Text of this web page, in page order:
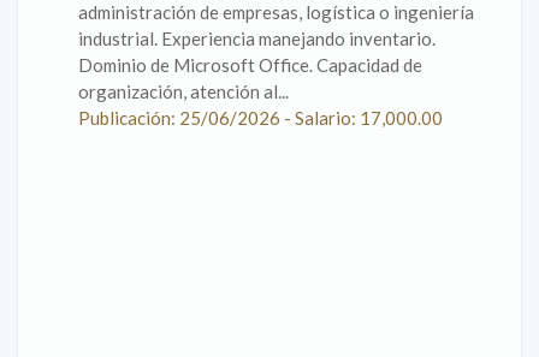
administración de empresas, logística o ingeniería
industrial. Experiencia manejando inventario.
Dominio de Microsoft Office. Capacidad de
organización, atención al...
Publicación: 25/06/2026 - Salario: 17,000.00